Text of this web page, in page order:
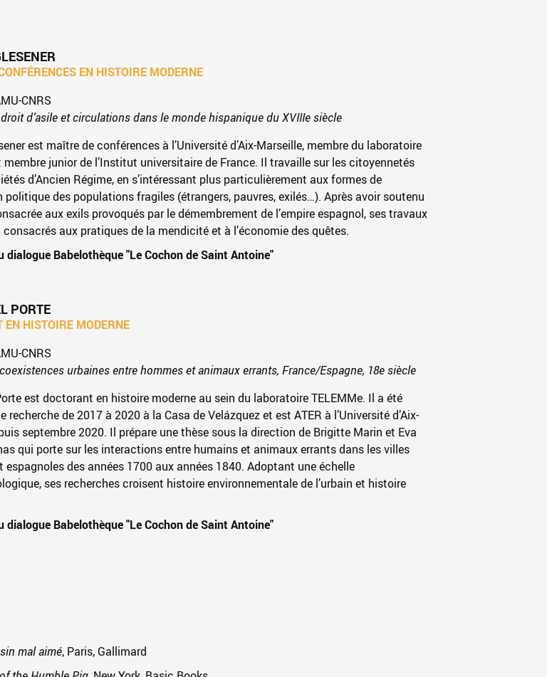
EN HISTOIRE MODERNE
CNRS
d’asile et circulations dans le monde hispanique du XVIIIe siècle
est maître de conférences à l’Université d’Aix-Marseille, membre du laboratoire
membre junior de l’Institut universitaire de France. Il travaille sur les citoyennetés
d’Ancien Régime, en s’intéressant plus particulièrement aux formes de
des populations fragiles (étrangers, pauvres, exilés…). Après avoir soutenu
auxexils provoqués par le démembrement de l’empire espagnol, ses travaux
aux pratiques de la mendicité et à l’économie des quêtes.
dialogue Babelothèque "Le Cochon de Saint Antoine"
PORTE
EN HISTOIRE MODERNE
CNRS
urbaines entre hommes et animaux errants, France/Espagne, 18e siècle
est doctorant en histoire moderne au sein du laboratoire TELEMMe. Il a été
recherche de 2017 à 2020 à la Casa de Velázquezet est ATER à l’Université d’Aix-
septembre 2020. Il prépare une thèse sous la direction de Brigitte Marin et Eva
qui porte sur les interactions entre humains et animaux errants dans les villes
espagnoles des années 1700 aux années 1840. Adoptant une échelle
ses recherches croisent histoire environnementale de l’urbain et histoire
dialogue Babelothèque "Le Cochon de Saint Antoine"
mal aimé, Paris, Gallimard